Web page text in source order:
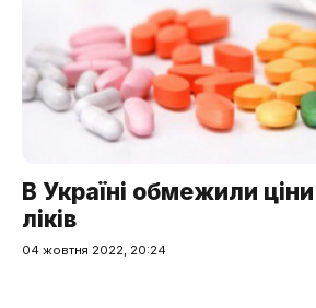
В Україні обмежили
ліків
04 жовтня 2022, 20:24